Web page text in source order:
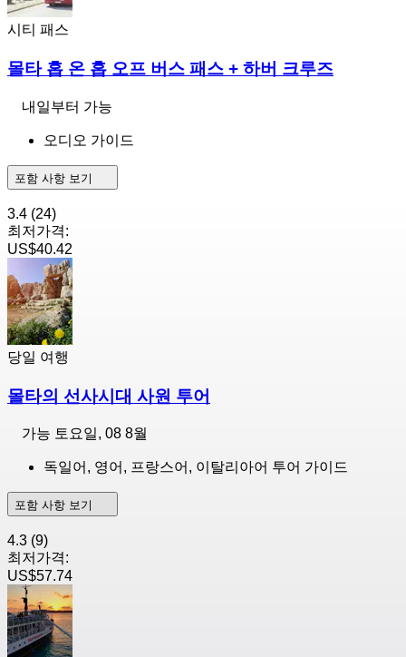
시티 패스
몰타 홉 온 홉 오프 버스 패스 + 하버 크루즈
내일부터 가능
오디오 가이드
포함 사항 보기
3.4 (24)
최저가격:
US$40.42
당일 여행
몰타의 선사시대 사원 투어
가능 토요일, 08 8월
독일어, 영어, 프랑스어, 이탈리아어 투어 가이드
포함 사항 보기
4.3 (9)
최저가격:
US$57.74